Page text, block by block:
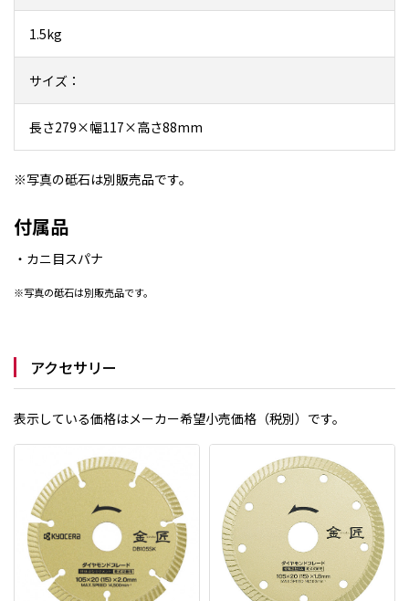
1.5kg
サイズ：
長さ279×幅117×高さ88mm
※写真の砥石は別販売品です。
付属品
・カニ目スパナ
※写真の砥石は別販売品です。
アクセサリー
表示している価格はメーカー希望小売価格（税別）です。